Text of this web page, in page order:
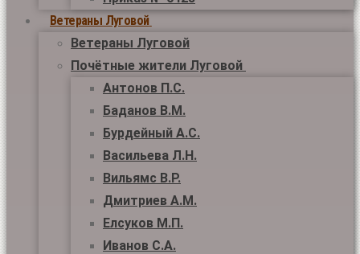
Ветераны Луговой
Ветераны Луговой
Почётные жители Луговой
Антонов П.С.
Баданов В.М.
Бурдейный А.С.
Васильева Л.Н.
Вильямс В.Р.
Дмитриев А.М.
Елсуков М.П.
Иванов С.А.